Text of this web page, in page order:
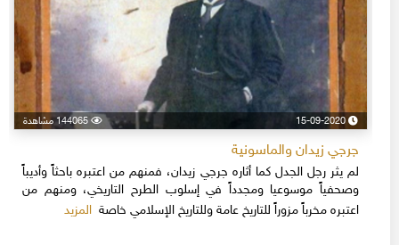
15-09-2020 144065 مشاهدة
جرجي زيدان والماسونية
لم يثر رجل الجدل كما أثاره جرجي زيدان، فمنهم من اعتبره باحثاً وأديباً
وصحفياً موسوعيا ومجدداً في إسلوب الطرح التاريخي، ومنهم من
اعتبره مخرباً مزوراً للتاريخ عامة وللتاريخ الإسلامي خاصةالمزيد